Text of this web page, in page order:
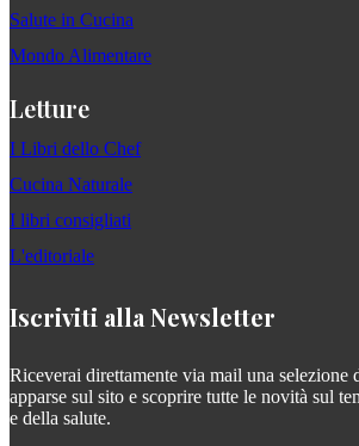
Salute in Cucina
Mondo Alimentare
Letture
I Libri dello Chef
Cucina Naturale
I libri consigliati
L'editoriale
Iscriviti alla Newsletter
Riceverai direttamente via mail una selezione
apparse sul sito e scoprire tutte le novità sul
e della salute.